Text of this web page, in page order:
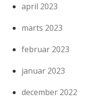
april 2023
marts 2023
februar 2023
januar 2023
december 2022